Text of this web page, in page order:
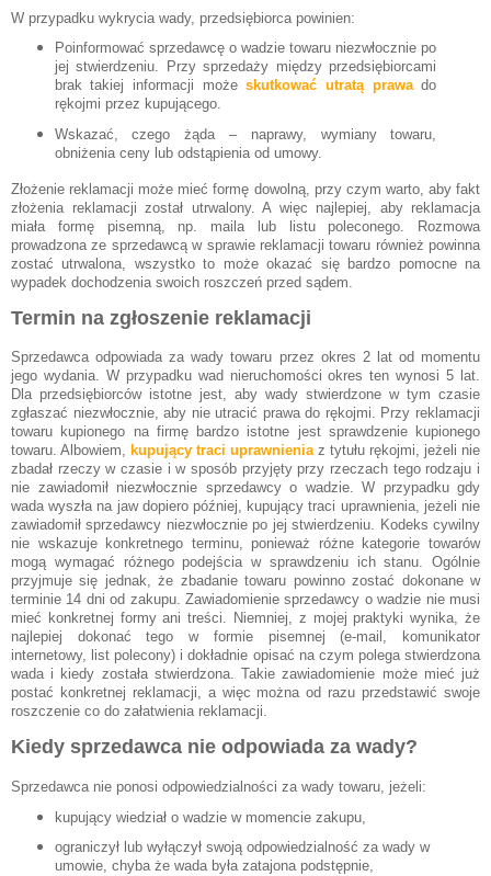
W przypadku wykrycia wady, przedsiębiorca powinien:
Poinformować sprzedawcę o wadzie towaru niezwłocznie po
jej stwierdzeniu. Przy sprzedaży między przedsiębiorcami
brak takiej informacji możeskutkować utratą prawado
rękojmi przez kupującego.
Wskazać, czego żąda – naprawy, wymiany towaru,
obniżenia ceny lub odstąpienia od umowy.
Złożenie reklamacji może mieć formę dowolną, przy czym warto, aby fakt
złożenia reklamacji został utrwalony. A więc najlepiej, aby reklamacja
miała formę pisemną, np. maila lub listu poleconego. Rozmowa
prowadzona ze sprzedawcą w sprawie reklamacji towaru również powinna
zostać utrwalona, wszystko to może okazać się bardzo pomocne na
wypadek dochodzenia swoich roszczeń przed sądem.
Termin na zgłoszenie reklamacji
Sprzedawca odpowiada za wady towaru przez okres 2 lat od momentu
jego wydania. W przypadku wad nieruchomości okres ten wynosi 5 lat.
Dla przedsiębiorców istotne jest, aby wady stwierdzone w tym czasie
zgłaszać niezwłocznie, aby nie utracić prawa do rękojmi. Przy reklamacji
towaru kupionego na firmę bardzo istotne jest sprawdzenie kupionego
towaru. Albowiem, kupujący traci uprawnienia z tytułu rękojmi, jeżeli nie
zbadał rzeczy w czasie i w sposób przyjęty przy rzeczach tego rodzaju i
nie zawiadomił niezwłocznie sprzedawcy o wadzie. W przypadku gdy
wada wyszła na jaw dopiero później, kupujący traci uprawnienia, jeżeli nie
zawiadomił sprzedawcy niezwłocznie po jej stwierdzeniu. Kodeks cywilny
nie wskazuje konkretnego terminu, ponieważ różne kategorie towarów
mogą wymagać różnego podejścia w sprawdzeniu ich stanu. Ogólnie
przyjmuje się jednak, że zbadanie towaru powinno zostać dokonane w
terminie 14 dni od zakupu. Zawiadomienie sprzedawcy o wadzie nie musi
mieć konkretnej formy ani treści. Niemniej, z mojej praktyki wynika, że
najlepiej dokonać tego w formie pisemnej (e-mail, komunikator
internetowy, list polecony) i dokładnie opisać na czym polega stwierdzona
wada i kiedy została stwierdzona. Takie zawiadomienie może mieć już
postać konkretnej reklamacji, a więc można od razu przedstawić swoje
roszczenie co do załatwienia reklamacji.
Kiedy sprzedawca nie odpowiada za wady?
Sprzedawca nie ponosi odpowiedzialności za wady towaru, jeżeli:
kupujący wiedział o wadzie w momencie zakupu,
ograniczył lub wyłączył swoją odpowiedzialność za wady w
umowie, chyba że wada była zatajona podstępnie,